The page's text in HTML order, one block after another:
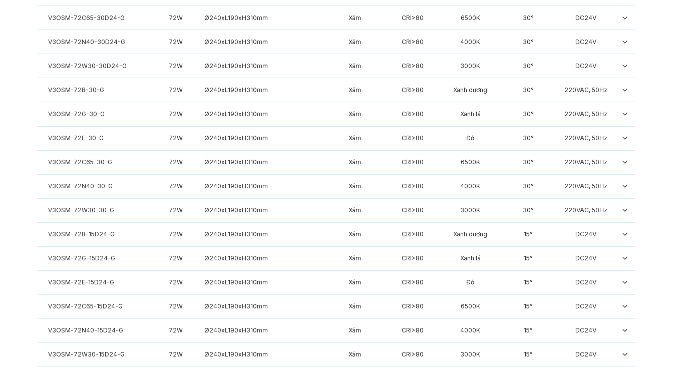
V3OSM-72C65-30D24-G 72W Ø240xL190xH310mm Xám CRI>80 6500K 30° DC24V
V3OSM-72N40-30D24-G 72W Ø240xL190xH310mm Xám CRI>80 4000K 30° DC24V
V3OSM-72W30-30D24-G 72W Ø240xL190xH310mm Xám CRI>80 3000K 30° DC24V
V3OSM-72B-30-G 72W Ø240xL190xH310mm Xám CRI>80 Xanh dương 30° 220VAC, 50Hz
V3OSM-72G-30-G 72W Ø240xL190xH310mm Xám CRI>80 Xanh lá 30° 220VAC, 50Hz
V3OSM-72E-30-G 72W Ø240xL190xH310mm Xám CRI>80 Đỏ 30° 220VAC, 50Hz
V3OSM-72C65-30-G 72W Ø240xL190xH310mm Xám CRI>80 6500K 30° 220VAC, 50Hz
V3OSM-72N40-30-G 72W Ø240xL190xH310mm Xám CRI>80 4000K 30° 220VAC, 50Hz
V3OSM-72W30-30-G 72W Ø240xL190xH310mm Xám CRI>80 3000K 30° 220VAC, 50Hz
V3OSM-72B-15D24-G 72W Ø240xL190xH310mm Xám CRI>80 Xanh dương 15° DC24V
V3OSM-72G-15D24-G 72W Ø240xL190xH310mm Xám CRI>80 Xanh lá 15° DC24V
V3OSM-72E-15D24-G 72W Ø240xL190xH310mm Xám CRI>80 Đỏ 15° DC24V
V3OSM-72C65-15D24-G 72W Ø240xL190xH310mm Xám CRI>80 6500K 15° DC24V
V3OSM-72N40-15D24-G 72W Ø240xL190xH310mm Xám CRI>80 4000K 15° DC24V
V3OSM-72W30-15D24-G 72W Ø240xL190xH310mm Xám CRI>80 3000K 15° DC24V